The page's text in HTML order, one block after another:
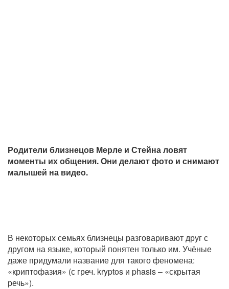
Родители близнецов Мерле и Стейна ловят
моменты их общения. Они делают фото и снимают
малышей на видео.
В некоторых семьях близнецы разговаривают друг с
другом на языке, который понятен только им. Учёные
даже придумали название для такого феномена:
«криптофазия» (с греч. kryptos и phasis – «скрытая
речь»).